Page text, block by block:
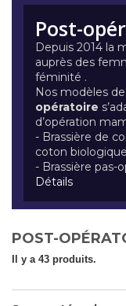
Post-
Depuis 2014 la
auprès des
féminité .
Nos modèles
opératoire
d’opération
- Brassière de
coton biologique
- Brassière pas-
Détails
POST-
Il y a 43 produits.